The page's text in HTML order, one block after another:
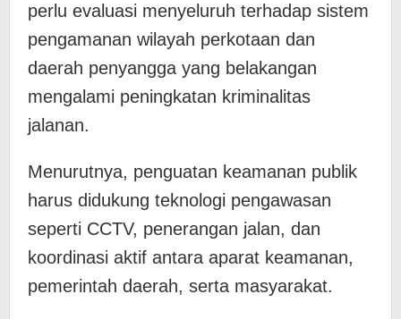
perlu evaluasi menyeluruh terhadap sistem
pengamanan wilayah perkotaan dan
daerah penyangga yang belakangan
mengalami peningkatan kriminalitas
jalanan.
Menurutnya, penguatan keamanan publik
harus didukung teknologi pengawasan
seperti CCTV, penerangan jalan, dan
koordinasi aktif antara aparat keamanan,
pemerintah daerah, serta masyarakat.